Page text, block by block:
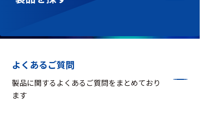
よくあるご質問
製品に関するよくあるご質問をまとめており
ます